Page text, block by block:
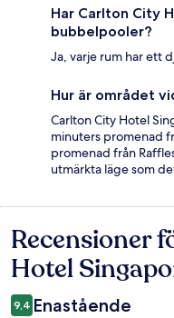
Har Carlton City
bubbelpooler?
Ja, varje rum har ett
Hur är området
Carlton City Hotel
minuters promenad
promenad från
utmärkta läge som
Recensioner
Recensioner
Hotel
9,4 Enastående